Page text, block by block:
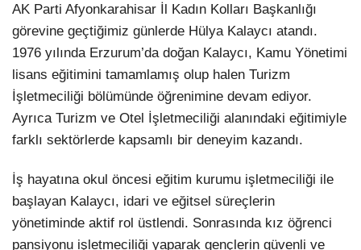
AK Parti Afyonkarahisar İl Kadın Kolları Başkanlığı
görevine geçtiğimiz günlerde Hülya Kalaycı atandı.
1976 yılında Erzurum’da doğan Kalaycı, Kamu Yönetimi
lisans eğitimini tamamlamış olup halen Turizm
İşletmeciliği bölümünde öğrenimine devam ediyor.
Ayrıca Turizm ve Otel İşletmeciliği alanındaki eğitimiyle
farklı sektörlerde kapsamlı bir deneyim kazandı.
İş hayatına okul öncesi eğitim kurumu işletmeciliği ile
başlayan Kalaycı, idari ve eğitsel süreçlerin
yönetiminde aktif rol üstlendi. Sonrasında kız öğrenci
pansiyonu işletmeciliği yaparak gençlerin güvenli ve